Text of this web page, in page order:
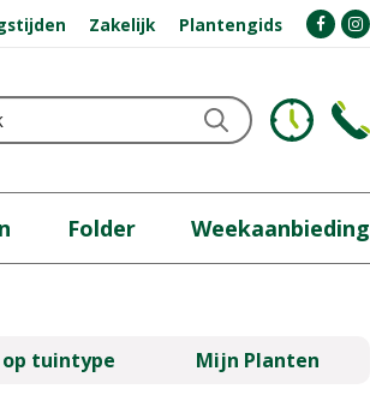
Zakelijk Plantengids
Folder Weekaanbieding
op tuintype Mijn Planten